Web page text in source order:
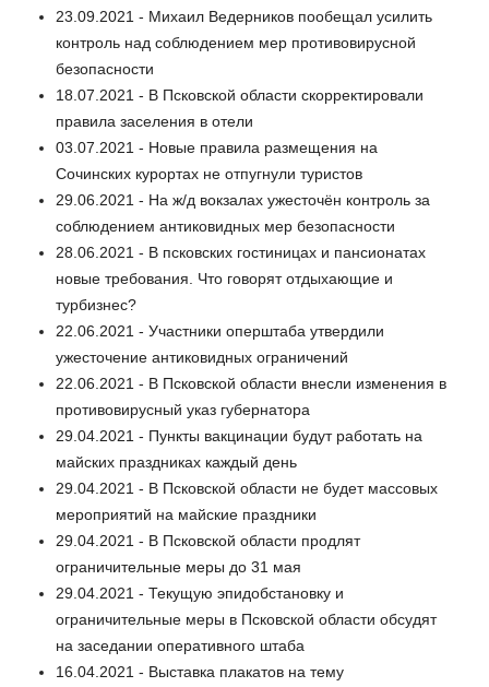
23.09.2021 - Михаил Ведерников пообещал усилить
контроль над соблюдением мер противовирусной
безопасности
18.07.2021 - В Псковской области скорректировали
правила заселения в отели
03.07.2021 - Новые правила размещения на
Сочинских курортах не отпугнули туристов
29.06.2021 - На ж/д вокзалах ужесточён контроль за
соблюдением антиковидных мер безопасности
28.06.2021 - В псковских гостиницах и пансионатах
новые требования. Что говорят отдыхающие и
турбизнес?
22.06.2021 - Участники оперштаба утвердили
ужесточение антиковидных ограничений
22.06.2021 - В Псковской области внесли изменения в
противовирусный указ губернатора
29.04.2021 - Пункты вакцинации будут работать на
майских праздниках каждый день
29.04.2021 - В Псковской области не будет массовых
мероприятий на майские праздники
29.04.2021 - В Псковской области продлят
ограничительные меры до 31 мая
29.04.2021 - Текущую эпидобстановку и
ограничительные меры в Псковской области обсудят
на заседании оперативного штаба
16.04.2021 - Выставка плакатов на тему